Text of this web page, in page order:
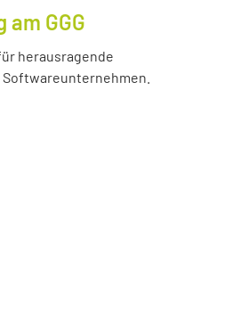
GGG
herausragende